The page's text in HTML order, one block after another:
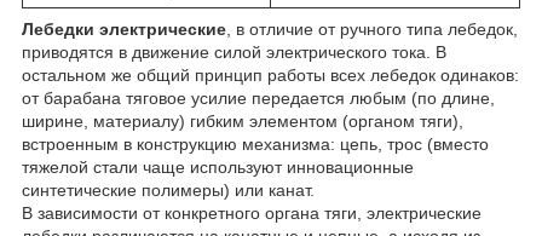
Лебедки электрические , в отличие от ручного типа лебедок,
приводятся в движение силой электрического тока. В
остальном же общий принцип работы всех лебедок одинаков:
от барабана тяговое усилие передается любым (по длине,
ширине, материалу) гибким элементом (органом тяги),
встроенным в конструкцию механизма: цепь, трос (вместо
тяжелой стали чаще используют инновационные
синтетические полимеры) или канат.
В зависимости от конкретного органа тяги, электрические